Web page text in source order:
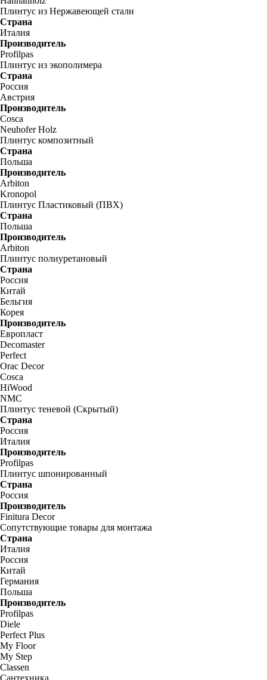
Плинтус из Нержавеющей стали
Страна
Италия
Производитель
Profilpas
Плинтус из экополимера
Страна
Россия
Австрия
Производитель
Cosca
Neuhofer Holz
Плинтус композитный
Страна
Польша
Производитель
Arbiton
Kronopol
Плинтус Пластиковый (ПВХ)
Страна
Польша
Производитель
Arbiton
Плинтус полиуретановый
Страна
Россия
Китай
Бельгия
Корея
Производитель
Европласт
Decomaster
Perfect
Orac Decor
Cosca
HiWood
NMC
Плинтус теневой (Скрытый)
Страна
Россия
Италия
Производитель
Profilpas
Плинтус шпонированный
Страна
Россия
Производитель
Finitura Decor
Сопутствующие товары для монтажа
Страна
Италия
Россия
Китай
Германия
Польша
Производитель
Profilpas
Diele
Perfect Plus
My Floor
My Step
Classen
Сантехника